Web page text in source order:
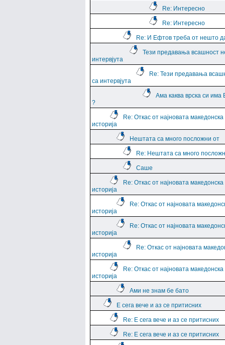
Re: Интересно
Re: Интересно
Re: И Ефтов треба от нешто
Тези предавања всашност
интервјута
Re: Тези предавања
са интервјута
Ама каква врска си има
?
Re: Откас от најновата македонска
историја
Нештата са много посложни от
Re: Нештата са много
Саше
Re: Откас от најновата македонска
историја
Re: Откас от најновата
историја
Re: Откас от најновата
историја
Re: Откас от најновата
историја
Re: Откас от најновата македонска
историја
Ами не знам бе бато
Е сега вече и аз се притисних
Re: Е сега вече и аз се притисних
Re: Е сега вече и аз се притисних